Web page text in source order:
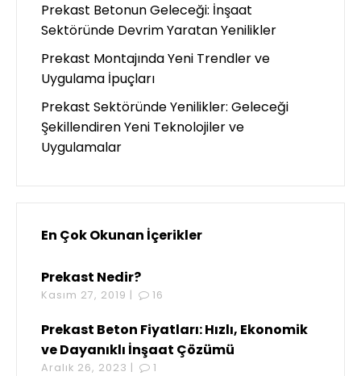
Prekast Betonun Geleceği: İnşaat
Sektöründe Devrim Yaratan Yenilikler
Prekast Montajında Yeni Trendler ve
Uygulama İpuçları
Prekast Sektöründe Yenilikler: Geleceği
Şekillendiren Yeni Teknolojiler ve
Uygulamalar
En Çok Okunan İçerikler
Prekast Nedir?
Kasım 27, 2019 | 16
Prekast Beton Fiyatları: Hızlı, Ekonomik
ve Dayanıklı İnşaat Çözümü
Aralık 26, 2023 | 1